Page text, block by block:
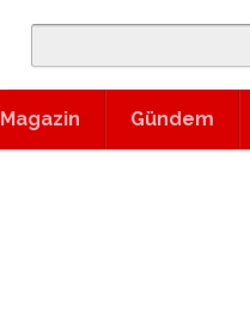
Magazin Gündem